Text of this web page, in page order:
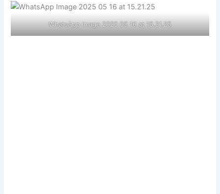
WhatsApp Image 2025 05 16 at 15.21.25